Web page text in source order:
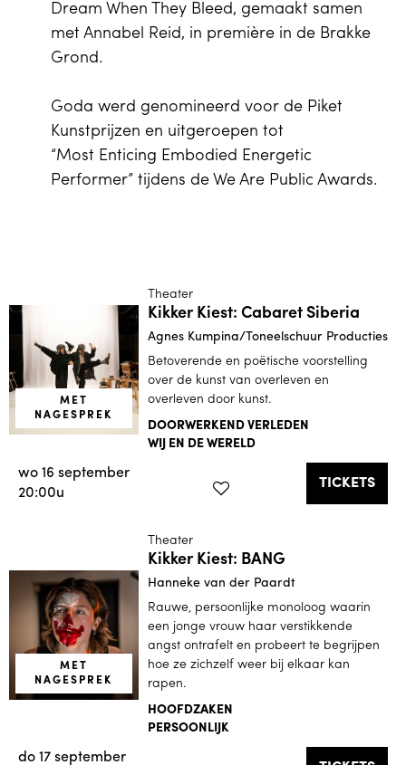
Dream When They Bleed, gemaakt samen
met Annabel Reid, in première in de Brakke
Grond.
Goda werd genomineerd voor de Piket
Kunstprijzen en uitgeroepen tot
“Most Enticing Embodied Energetic
Performer” tijdens de We Are Public Awards.
MET
NAGESPREK
Kikker Kiest: Cabaret Siberia
Agnes Kumpina/Toneelschuur Producties
Theater
Betoverende en poëtische voorstelling
over de kunst van overleven en
overleven door kunst.
DOORWERKEND VERLEDEN
WIJ EN DE WERELD
wo 16 september
20:00u
TICKETS
MET
NAGESPREK
Kikker Kiest: BANG
Hanneke van der Paardt
Theater
Rauwe, persoonlijke monoloog waarin
een jonge vrouw haar verstikkende
angst ontrafelt en probeert te begrijpen
hoe ze zichzelf weer bij elkaar kan
rapen.
HOOFDZAKEN
PERSOONLIJK
do 17 september